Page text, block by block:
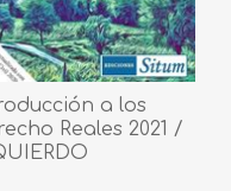
a los
Reales 2021 /